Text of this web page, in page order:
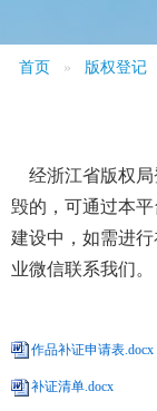
首页 版权登记
经浙江省版权
毁的，可通过本平
建设中，如需进
业微信联系我们。
作品补证申请表.docx
补证清单.docx